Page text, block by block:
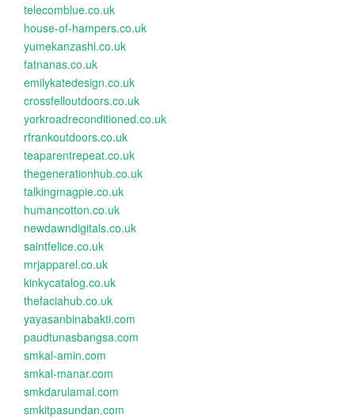
telecomblue.co.uk
house-of-hampers.co.uk
yumekanzashi.co.uk
fatnanas.co.uk
emilykatedesign.co.uk
crossfelloutdoors.co.uk
yorkroadreconditioned.co.uk
rfrankoutdoors.co.uk
teaparentrepeat.co.uk
thegenerationhub.co.uk
talkingmagpie.co.uk
humancotton.co.uk
newdawndigitals.co.uk
saintfelice.co.uk
mrjapparel.co.uk
kinkycatalog.co.uk
thefaciahub.co.uk
yayasanbinabakti.com
paudtunasbangsa.com
smkal-amin.com
smkal-manar.com
smkdarulamal.com
smkitpasundan.com